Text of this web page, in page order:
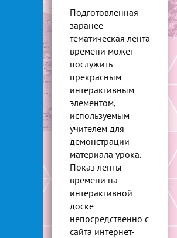
Подготовленная
заранее
тематическая лента
времени может
послужить
прекрасным
интерактивным
элементом,
используемым
учителем для
демонстрации
материала урока.
Показ ленты
времени на
интерактивной
доске
непосредственно с
сайта интернет-